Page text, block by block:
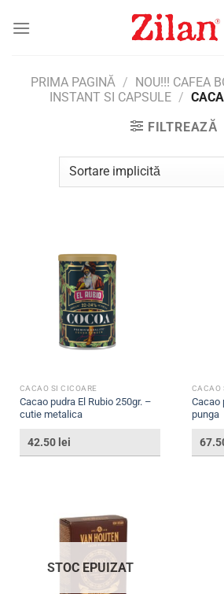
PRIMA PAGINĂ / NOU!!! CAFEA
INSTANT SI CAPSULE /
FILTREAZĂ
CACAO SI CICOARE
Cacao pudra El Rubio 250gr. –
cutie metalica
42.50 lei
CACAO
Cacao
punga
STOC EPUIZAT